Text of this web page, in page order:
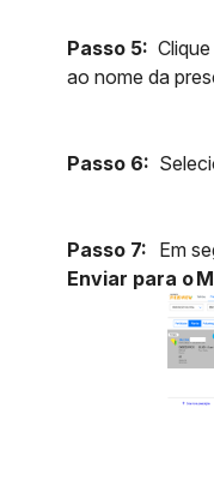
Passo 5:
ao nome da
Passo 6:
Passo 7: Em
Enviar para o